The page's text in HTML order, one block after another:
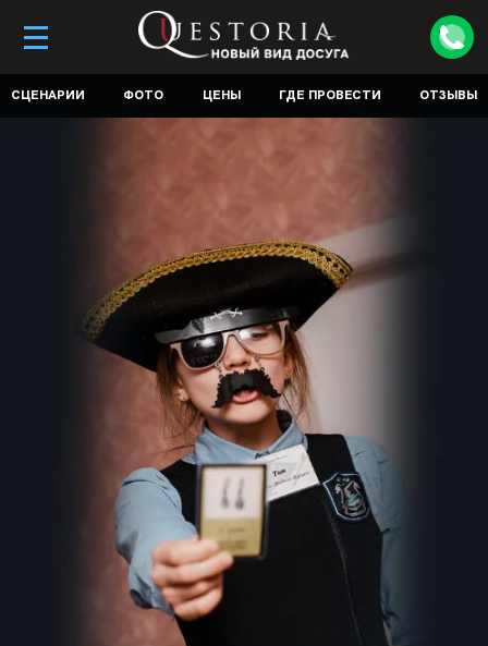
СЦЕНАРИИ ФОТО ЦЕНЫ ГДЕ ПРОВЕСТИ ОТЗЫВЫ